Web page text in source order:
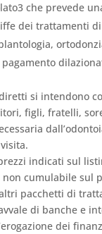
che prevede
dei trattamenti
si intendono
figli, fratelli,
indicati sul
non cumulabile sul
pacchetti di
di banche e
dei